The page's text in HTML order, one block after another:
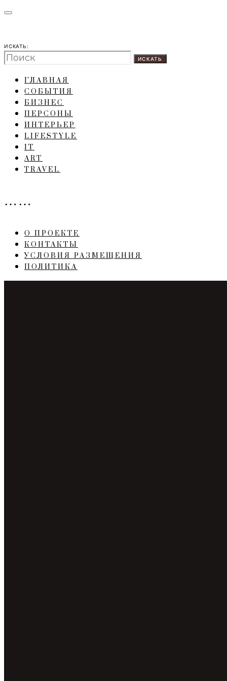
ИСКАТЬ:
ИСКАТЬ
ГЛАВНАЯ
СОБЫТИЯ
БИЗНЕС
ПЕРСОНЫ
ИНТЕРЬЕР
LIFESTYLE
IT
ART
TRAVEL
……
О ПРОЕКТЕ
КОНТАКТЫ
УСЛОВИЯ РАЗМЕЩЕНИЯ
ПОЛИТИКА